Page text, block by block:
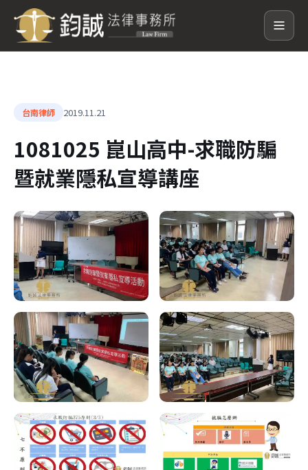
台南律師 2019.11.21
1081025 崑山高中-求職防騙
暨就業隱私宣導講座